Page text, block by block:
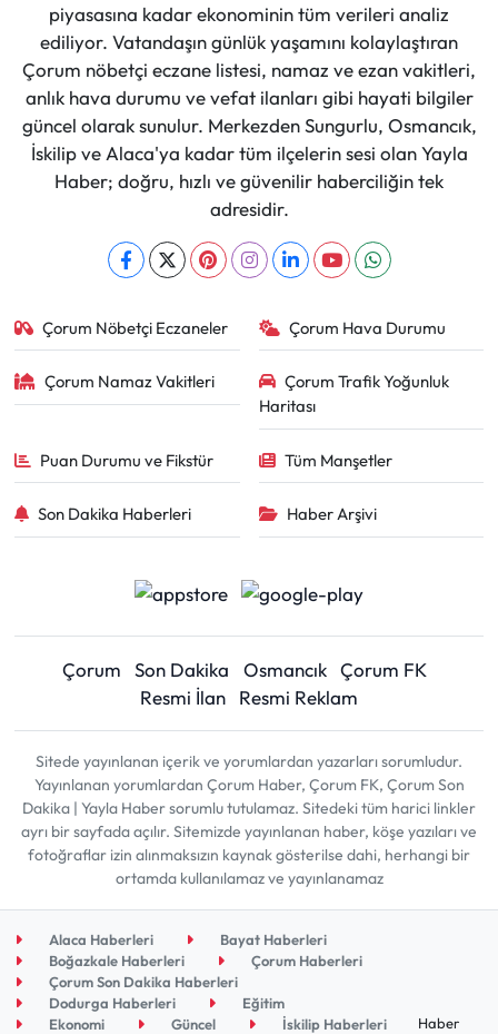
piyasasına kadar ekonominin tüm verileri analiz
ediliyor. Vatandaşın günlük yaşamını kolaylaştıran
Çorum nöbetçi eczane listesi, namaz ve ezan vakitleri,
anlık hava durumu ve vefat ilanları gibi hayati bilgiler
güncel olarak sunulur. Merkezden Sungurlu, Osmancık,
İskilip ve Alaca'ya kadar tüm ilçelerin sesi olan Yayla
Haber; doğru, hızlı ve güvenilir haberciliğin tek
adresidir.
Çorum Nöbetçi Eczaneler Çorum Hava Durumu
Çorum Namaz Vakitleri
Çorum Trafik Yoğunluk
Haritası
Puan Durumu ve Fikstür Tüm Manşetler
Son Dakika Haberleri Haber Arşivi
Çorum Son Dakika Osmancık Çorum FK
Resmi İlan
Resmi Reklam
Sitede yayınlanan içerik ve yorumlardan yazarları sorumludur.
Yayınlanan yorumlardan Çorum Haber, Çorum FK, Çorum Son
Dakika | Yayla Haber sorumlu tutulamaz. Sitedeki tüm harici linkler
ayrı bir sayfada açılır. Sitemizde yayınlanan haber, köşe yazıları ve
fotoğraflar izin alınmaksızın kaynak gösterilse dahi, herhangi bir
ortamda kullanılamaz ve yayınlanamaz
Alaca Haberleri
Bayat Haberleri
Boğazkale Haberleri
Çorum Haberleri
Çorum Son Dakika Haberleri
Dodurga Haberleri
Eğitim
Ekonomi
Güncel İskilip Haberleri Haber